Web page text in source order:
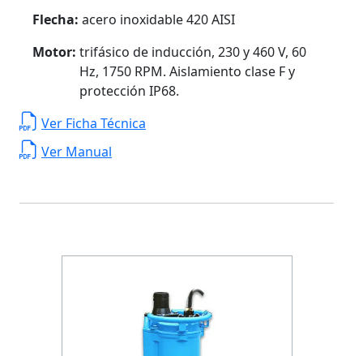
Flecha: acero inoxidable 420 AISI
Motor: trifásico de inducción, 230 y 460 V, 60
Hz, 1750 RPM. Aislamiento clase F y
protección IP68.
Ver Ficha Técnica
Ver Manual